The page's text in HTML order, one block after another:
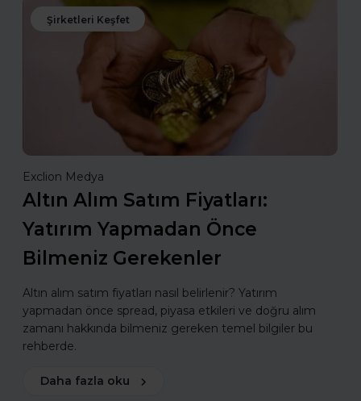
Şirketleri Keşfet
Exclion Medya
Altın Alım Satım Fiyatları:
Yatırım Yapmadan Önce
Bilmeniz Gerekenler
Altın alım satım fiyatları nasıl belirlenir? Yatırım
yapmadan önce spread, piyasa etkileri ve doğru alım
zamanı hakkında bilmeniz gereken temel bilgiler bu
rehberde.
Daha fazla oku